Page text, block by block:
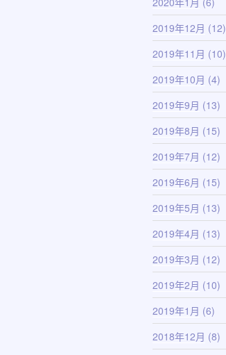
2019年12月 (12)
2019年11月 (10)
2019年10月 (4)
2019年9月 (13)
2019年8月 (15)
2019年7月 (12)
2019年6月 (15)
2019年5月 (13)
2019年4月 (13)
2019年3月 (12)
2019年2月 (10)
2019年1月 (6)
2018年12月 (8)